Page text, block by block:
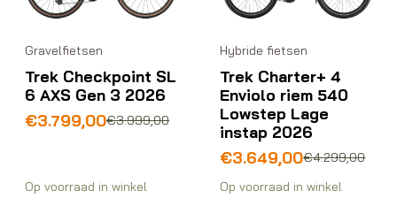
Gravelfietsen
Trek Checkpoint SL
6 AXS Gen 3 2026
€3.999,00
Oorspronkelijke
€3.799,00
Huidige
Op voorraad in winkel
Hybride fietsen
Trek Charter+ 4
Enviolo riem 540
Lowstep Lage
instap 2026
€4.299,00
Oorspronkelijke
was:
€3.649,00
Huidige
is:
Op voorraad in winkel